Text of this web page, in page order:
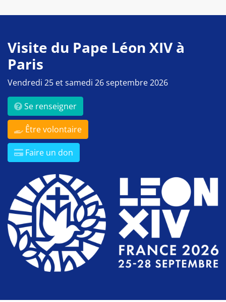
Visite du Pape Léon XIV à
Paris
Vendredi 25 et samedi 26 septembre 2026
Se renseigner
Être volontaire
Faire un don